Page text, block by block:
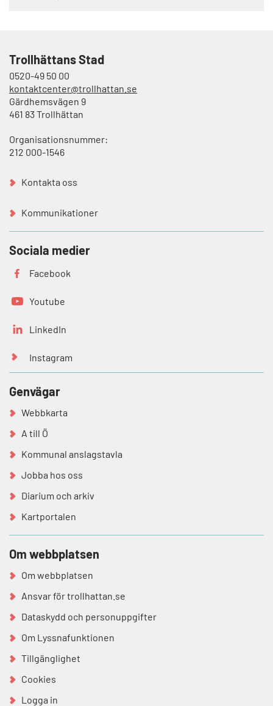
Trollhättans Stad
0520-49 50 00
kontaktcenter@trollhattan.se
Gärdhemsvägen 9
461 83 Trollhättan
Organisationsnummer:
212 000-1546
Kontakta oss
Kommunikationer
Sociala medier
Facebook
Youtube
LinkedIn
Instagram
Genvägar
Webbkarta
A till Ö
Kommunal anslagstavla
Jobba hos oss
Diarium och arkiv
Kartportalen
Om webbplatsen
Om webbplatsen
Ansvar för trollhattan.se
Dataskydd och personuppgifter
Om Lyssnafunktionen
Tillgänglighet
Cookies
Logga in